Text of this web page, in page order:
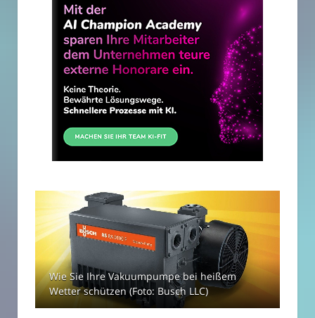
Wie Sie Ihre Vakuumpumpe bei heißem
Wetter schützen (Foto: Busch LLC)